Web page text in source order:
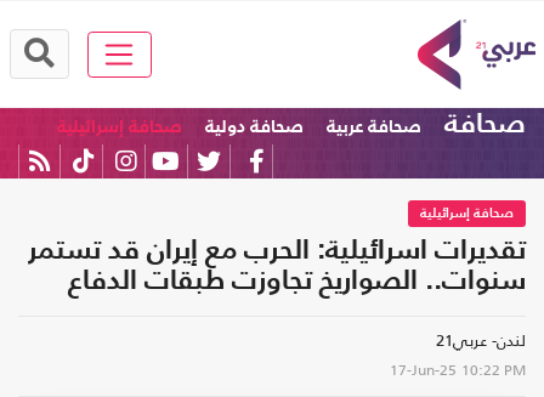
صحافة صحافة عربية صحافة دولية صحافة إسرائيلية
صحافة إسرائيلية
تقديرات اسرائيلية: الحرب مع إيران قد تستمر
سنوات.. الصواريخ تجاوزت طبقات الدفاع
لندن- عربي21
17-Jun-25 10:22 PM